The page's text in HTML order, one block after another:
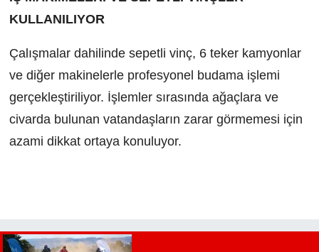
KULLANILIYOR
Çalışmalar dahilinde sepetli vinç, 6 teker kamyonlar
ve diğer makinelerle profesyonel budama işlemi
gerçekleştiriliyor. İşlemler sırasında ağaçlara ve
civarda bulunan vatandaşların zarar görmemesi için
azami dikkat ortaya konuluyor.